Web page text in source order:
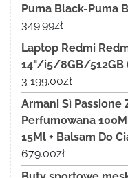
Puma Black-Puma
349.99zł
Laptop Redmi
14"/i5/8GB/512GB
3 199.00zł
Armani Sì Passione
Perfumowana
15Ml + Balsam Do
679.00zł